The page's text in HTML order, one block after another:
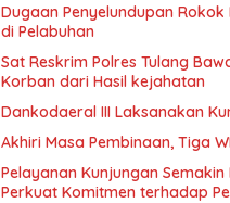
Dugaan Penyelundupan
di Pelabuhan
Sat Reskrim Polres Tulang
Korban dari Hasil kejahatan
Dankodaeral III Laksanakan
Akhiri Masa Pembinaan, Tiga
Pelayanan Kunjungan
Perkuat Komitmen terhadap